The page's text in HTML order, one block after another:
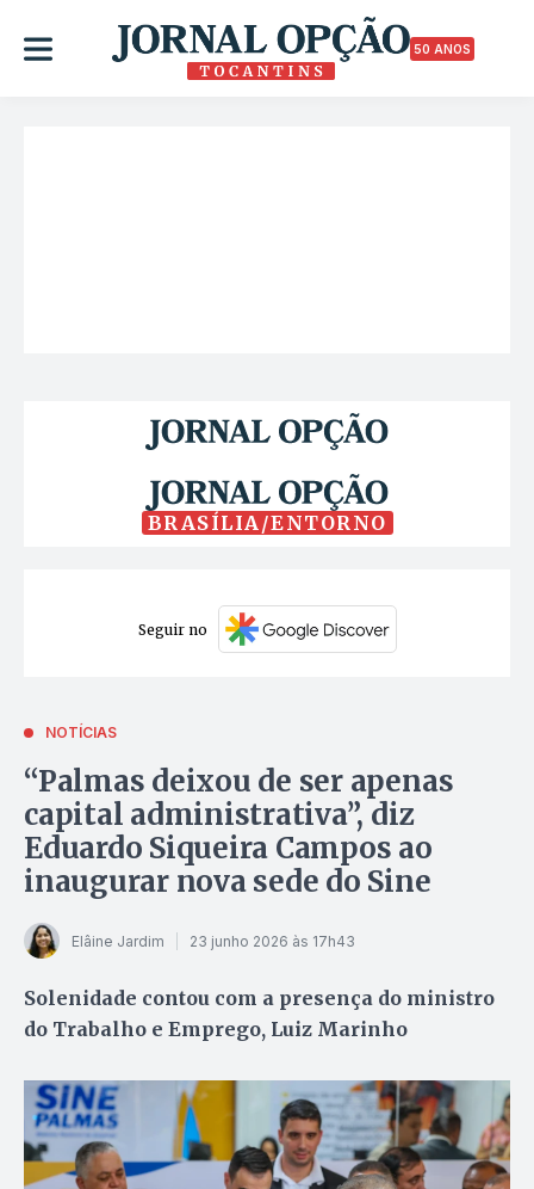
50 ANOS
BRASÍLIA/ENTORNO
Seguir no
NOTÍCIAS
“Palmas deixou de ser apenas
capital administrativa”, diz
Eduardo Siqueira Campos ao
inaugurar nova sede do Sine
Elâine Jardim 23 junho 2026 às 17h43
Solenidade contou com a presença do ministro
do Trabalho e Emprego, Luiz Marinho